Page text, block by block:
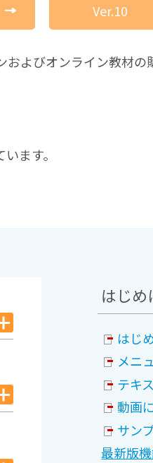
Ver.10
よびオンライン教材の
ます。
はじめ
はじ
メニ
テキ
動画
サン
最新版